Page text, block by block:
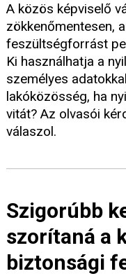
A közös képviselő
zökkenőmentesen,
feszültségforrást
Ki használhatja a
személyes
lakóközösség, ha
vitát? Az olvasói
válaszol.
Szigorúbb
szorítaná a
biztonsági